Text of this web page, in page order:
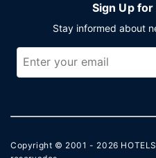
Sign Up
Stay informed about
Copyright © 2001 - 2026